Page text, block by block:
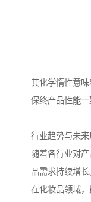
其化学惰性意
保终产品性能一
行业趋势与未来
随着各行业对
品需求持续增长
在化妆品领域